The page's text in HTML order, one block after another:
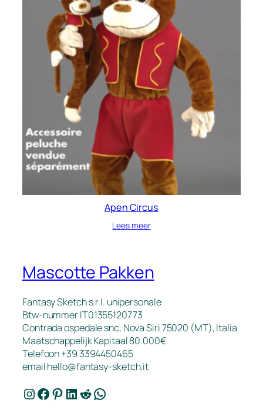
Apen Circus
Lees meer
Mascotte Pakken
Fantasy Sketch s.r.l. unipersonale
Btw-nummer IT01355120773
Contrada ospedale snc, Nova Siri 75020 (MT), Italia
Maatschappelijk Kapitaal 80.000€
Telefoon +39 3394450465
emailhello@fantasy-sketch.it
Instagram Facebook Pinterest LinkedIn Reddit WhatsApp